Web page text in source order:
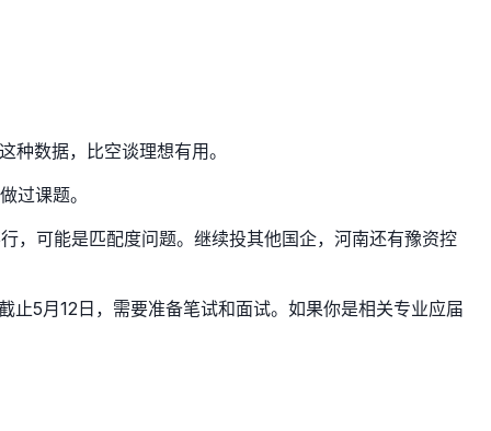
数据，比空谈理想有用。
过课题。
，可能是匹配度问题。继续投其他国企，河南还有豫资控
5月12日，需要准备笔试和面试。如果你是相关专业应届